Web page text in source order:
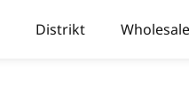
Distrikt Wholesale